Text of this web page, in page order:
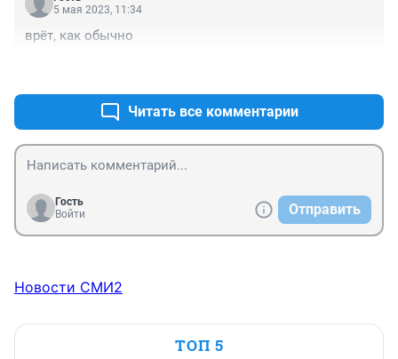
5 мая 2023, 11:34
врёт, как обычно
Читать все комментарии
Гость
Войти
Отправить
Новости СМИ2
ТОП 5